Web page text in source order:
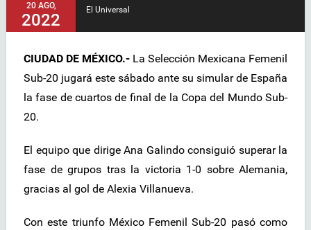
20 AGO,
2022
El Universal
CIUDAD DE MÉXICO.- La Selección Mexicana Femenil
Sub-20 jugará este sábado ante su simular de España
la fase de cuartos de final de la Copa del Mundo Sub-
20.
El equipo que dirige Ana Galindo consiguió superar la
fase de grupos tras la victoria 1-0 sobre Alemania,
gracias al gol de Alexia Villanueva.
Con este triunfo México Femenil Sub-20 pasó como